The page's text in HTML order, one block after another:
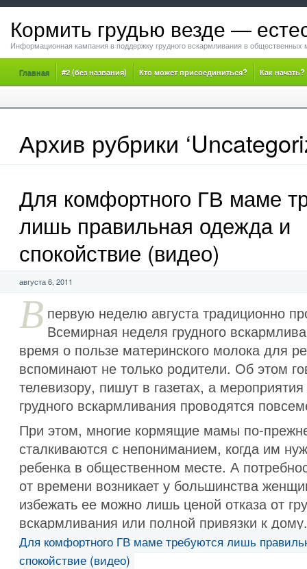
Кормить грудью везде —
Информационная кампания в поддержку грудного вскармливания в общественных
Главная #2 (без названия) Кто может присоединиться? Как начать?
Архив рубрики
Для комфортного ГВ маме
лишь правильная одежда и
спокойствие (видео)
августа 6, 2011
В первую неделю августа традиционно
Всемирная неделя грудного
время о пользе материнского молока для
вспоминают не только родители. Об этом
телевизору, пишут в газетах, а
грудного вскармливания проводятся
При этом, многие кормящие мамы по-
сталкиваются с непониманием, когда им
ребенка в общественном месте. А
от времени возникает у большинства
избежать ее можно лишь ценой отказа от
вскармливания или полной привязки к
Для комфортного ГВ маме требуются лишь
спокойствие (видео)